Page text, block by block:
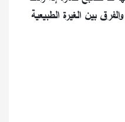
بين الغيرة الطبيعية